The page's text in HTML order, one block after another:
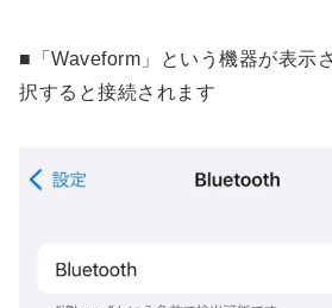
■「Waveform」という機器が表示
択すると接続されます